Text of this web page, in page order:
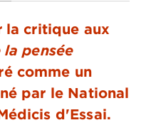
la critique aux
la pensée
comme un
par le National
d'Essai.